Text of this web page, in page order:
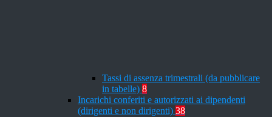
Tassi di assenza trimestrali (da pubblicare
in tabelle) 8
Incarichi conferiti e autorizzati ai dipendenti
(dirigenti e non dirigenti) 38